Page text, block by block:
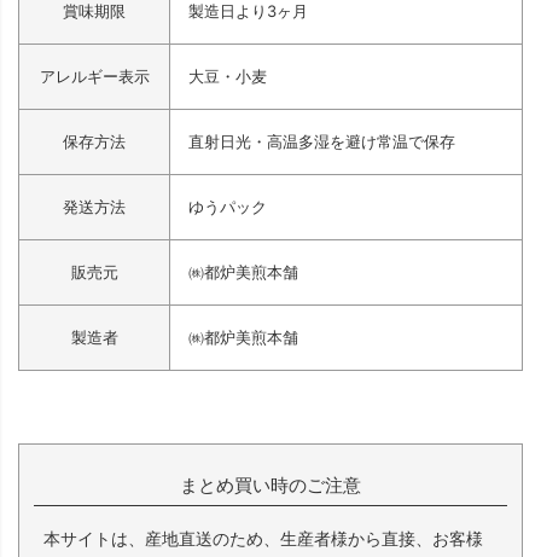
賞味期限 製造日より3ヶ月
アレルギー表示 大豆・小麦
保存方法 直射日光・高温多湿を避け常温で保存
発送方法 ゆうパック
販売元 ㈱都炉美煎本舗
製造者 ㈱都炉美煎本舗
まとめ買い時のご注意
本サイトは、産地直送のため、生産者様から直接、お客様